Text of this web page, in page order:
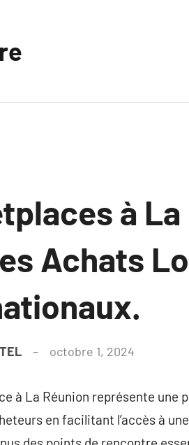
à
Achats
octobre 1, 2024
à La Réunion représente
en facilitant l’accès à